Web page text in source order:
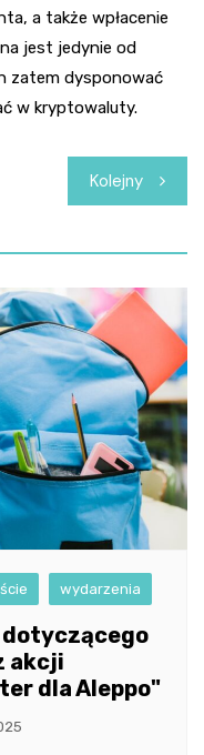
a także wpłacenie
jest jedynie od
zatem dysponować
w kryptowaluty.
Kolejny
wydarzenia
akcji
dla Aleppo"